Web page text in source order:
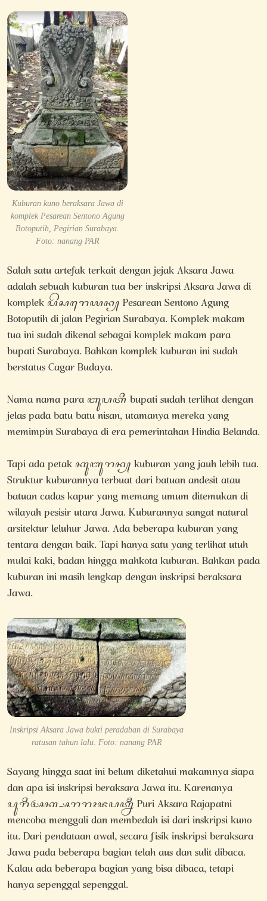
Kuburan kuno beraksara Jawa di
komplek Pesarean Sentono Agung
Botoputih, Pegirian Surabaya.
Foto: nanang PAR
Salah satu artefak terkait dengan jejak Aksara Jawa
adalah sebuah kuburan tua ber inskripsi Aksara Jawa di
komplek ꦥꦼꦱꦫꦺꦪꦤ꧀ Pesarean Sentono Agung
Botoputih di jalan Pegirian Surabaya. Komplek makam
tua ini sudah dikenal sebagai komplek makam para
bupati Surabaya. Bahkan komplek kuburan ini sudah
berstatus Cagar Budaya.
Nama nama para ꦧꦸꦥꦠꦶ bupati sudah terlihat dengan
jelas pada batu batu nisan, utamanya mereka yang
memimpin Surabaya di era pemerintahan Hindia Belanda.
Tapi ada petak ꦏꦸꦧꦸꦫꦤ꧀ kuburan yang jauh lebih tua.
Struktur kuburannya terbuat dari batuan andesit atau
batuan cadas kapur yang memang umum ditemukan di
wilayah pesisir utara Jawa. Kuburannya sangat natural
arsitektur leluhur Jawa. Ada beberapa kuburan yang
tentara dengan baik. Tapi hanya satu yang terlihat utuh
mulai kaki, badan hingga mahkota kuburan. Bahkan pada
kuburan ini masih lengkap dengan inskripsi beraksara
Jawa.
Inskripsi Aksara Jawa bukti peradaban di Surabaya
ratusan tahun lalu. Foto: nanang PAR
Sayang hingga saat ini belum diketahui makamnya siapa
dan apa isi inskripsi beraksara Jawa itu. Karenanya
ꦥꦸꦫꦶꦄꦏ꧀ꦱꦫꦫꦴꦗꦥꦠ꧀ꦤꦷ Puri Aksara Rajapatni
mencoba menggali dan membedah isi dari inskripsi kuno
itu. Dari pendataan awal, secara fisik inskripsi beraksara
Jawa pada beberapa bagian telah aus dan sulit dibaca.
Kalau ada beberapa bagian yang bisa dibaca, tetapi
hanya sepenggal sepenggal.